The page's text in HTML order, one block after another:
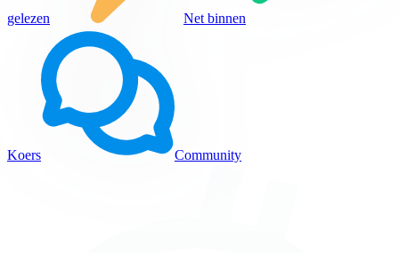
gelezen Net binnen
Koers Community